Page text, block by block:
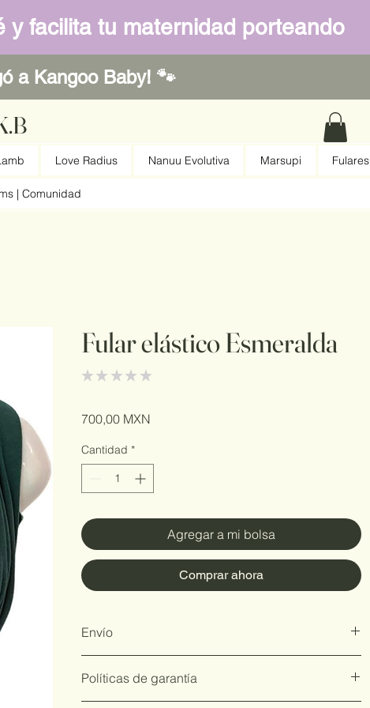
y facilita tu maternidad porteando
a Kangoo Baby! 🐾
Love Radius Nanuu Evolutiva Marsupi Fulares
| Comunidad
Fular elástico Esmeralda
★ ★ ★ ★ ★
700,00 MXN
Cantidad *
Agregar a mi bolsa
Comprar ahora
Envío
Políticas de garantía